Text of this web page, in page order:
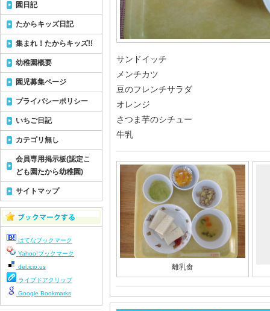
サンドイッチ
メンチカツ
豆のフレンチサラダ
オレンジ
さつま芋のシチュー
牛乳
離乳食
園日記
たからキッズ日記
集まれ！たからキッズ!!
幼稚園概要
園児募集ページ
プライバシーポリシー
いちご日記
カテゴリ無し
会員専用掲示板(認定こ
ども園たから幼稚園)
サイトマップ
はてなブックマーク
Yahoo!ブックマーク
del.icio.us
ライブドアクリップ
Google Bookmarks